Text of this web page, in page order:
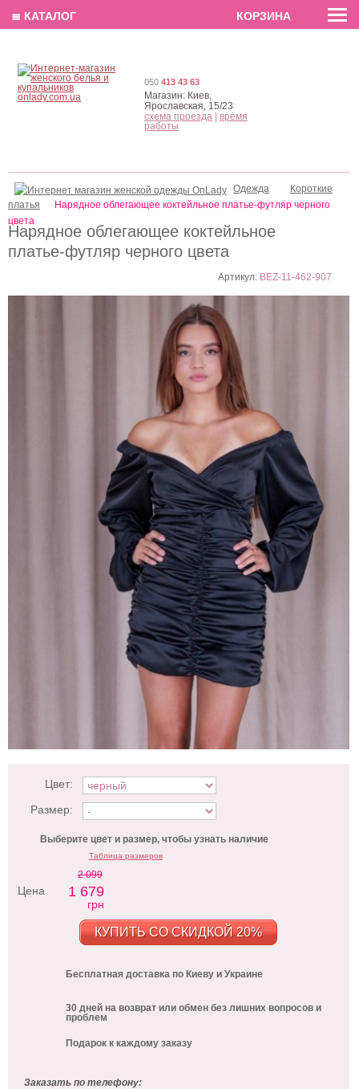
EN РУС
Нарядное облегающее коктейльное
платье-футляр черного цвета
Артикул: BEZ-11-462-907
Цвет:
Размер:
Выберите цвет и размер, чтобы узнать наличие
Таблица размеров
Цена
2 099
1 679
грн
КУПИТЬ СО СКИДКОЙ 20%
Бесплатная доставка по Киеву и Украине
30 дней на возврат или обмен без лишних вопросов и
проблем
Подарок к каждому заказу
Заказать по телефону:
Одежда
Короткие
платья
Нарядное облегающее коктейльное платье-футляр черного
цвета
050 413 43 63
Магазин: Киев,
Ярославская, 15/23
схема проезда
время
работы
≣ КАТАЛОГ КОРЗИНА